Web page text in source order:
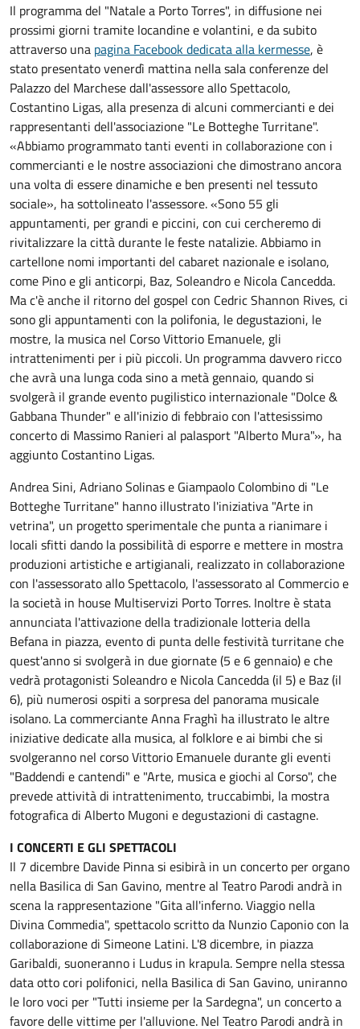
Il programma del "Natale a Porto Torres", in diffusione nei
prossimi giorni tramite locandine e volantini, e da subito
attraverso una pagina Facebook dedicata alla kermesse, è
stato presentato venerdì mattina nella sala conferenze del
Palazzo del Marchese dall'assessore allo Spettacolo,
Costantino Ligas, alla presenza di alcuni commercianti e dei
rappresentanti dell'associazione "Le Botteghe Turritane".
«Abbiamo programmato tanti eventi in collaborazione con i
commercianti e le nostre associazioni che dimostrano ancora
una volta di essere dinamiche e ben presenti nel tessuto
sociale», ha sottolineato l'assessore. «Sono 55 gli
appuntamenti, per grandi e piccini, con cui cercheremo di
rivitalizzare la città durante le feste natalizie. Abbiamo in
cartellone nomi importanti del cabaret nazionale e isolano,
come Pino e gli anticorpi, Baz, Soleandro e Nicola Cancedda.
Ma c'è anche il ritorno del gospel con Cedric Shannon Rives, ci
sono gli appuntamenti con la polifonia, le degustazioni, le
mostre, la musica nel Corso Vittorio Emanuele, gli
intrattenimenti per i più piccoli. Un programma davvero ricco
che avrà una lunga coda sino a metà gennaio, quando si
svolgerà il grande evento pugilistico internazionale "Dolce &
Gabbana Thunder" e all'inizio di febbraio con l'attesissimo
concerto di Massimo Ranieri al palasport "Alberto Mura"», ha
aggiunto Costantino Ligas.
Andrea Sini, Adriano Solinas e Giampaolo Colombino di "Le
Botteghe Turritane" hanno illustrato l'iniziativa "Arte in
vetrina", un progetto sperimentale che punta a rianimare i
locali sfitti dando la possibilità di esporre e mettere in mostra
produzioni artistiche e artigianali, realizzato in collaborazione
con l'assessorato allo Spettacolo, l'assessorato al Commercio e
la società in house Multiservizi Porto Torres. Inoltre è stata
annunciata l'attivazione della tradizionale lotteria della
Befana in piazza, evento di punta delle festività turritane che
quest'anno si svolgerà in due giornate (5 e 6 gennaio) e che
vedrà protagonisti Soleandro e Nicola Cancedda (il 5) e Baz (il
6), più numerosi ospiti a sorpresa del panorama musicale
isolano. La commerciante Anna Fraghì ha illustrato le altre
iniziative dedicate alla musica, al folklore e ai bimbi che si
svolgeranno nel corso Vittorio Emanuele durante gli eventi
"Baddendi e cantendi" e "Arte, musica e giochi al Corso", che
prevede attività di intrattenimento, truccabimbi, la mostra
fotografica di Alberto Mugoni e degustazioni di castagne.
I CONCERTI E GLI SPETTACOLI
Il 7 dicembre Davide Pinna si esibirà in un concerto per organo
nella Basilica di San Gavino, mentre al Teatro Parodi andrà in
scena la rappresentazione "Gita all'inferno. Viaggio nella
Divina Commedia", spettacolo scritto da Nunzio Caponio con la
collaborazione di Simeone Latini. L'8 dicembre, in piazza
Garibaldi, suoneranno i Ludus in krapula. Sempre nella stessa
data otto cori polifonici, nella Basilica di San Gavino, uniranno
le loro voci per "Tutti insieme per la Sardegna", un concerto a
favore delle vittime per l'alluvione. Nel Teatro Parodi andrà in